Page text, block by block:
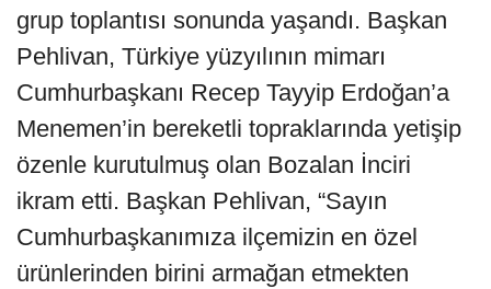
grup toplantısı sonunda yaşandı. Başkan
Pehlivan, Türkiye yüzyılının mimarı
Cumhurbaşkanı Recep Tayyip Erdoğan’a
Menemen’in bereketli topraklarında yetişip
özenle kurutulmuş olan Bozalan İnciri
ikram etti. Başkan Pehlivan, “Sayın
Cumhurbaşkanımıza ilçemizin en özel
ürünlerinden birini armağan etmekten